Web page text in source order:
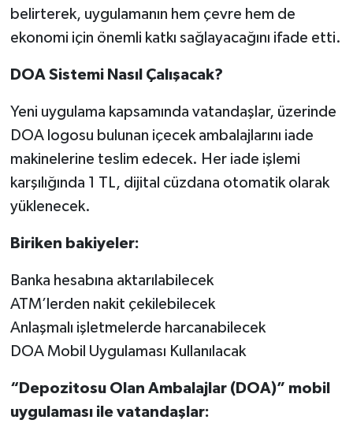
belirterek, uygulamanın hem çevre hem de
ekonomi için önemli katkı sağlayacağını ifade etti.
DOA Sistemi Nasıl Çalışacak?
Yeni uygulama kapsamında vatandaşlar, üzerinde
DOA logosu bulunan içecek ambalajlarını iade
makinelerine teslim edecek. Her iade işlemi
karşılığında 1 TL, dijital cüzdana otomatik olarak
yüklenecek.
Biriken bakiyeler:
Banka hesabına aktarılabilecek
ATM’lerden nakit çekilebilecek
Anlaşmalı işletmelerde harcanabilecek
DOA Mobil Uygulaması Kullanılacak
“Depozitosu Olan Ambalajlar (DOA)” mobil
uygulaması ile vatandaşlar: